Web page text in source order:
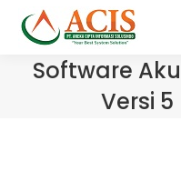
Software
Versi 5